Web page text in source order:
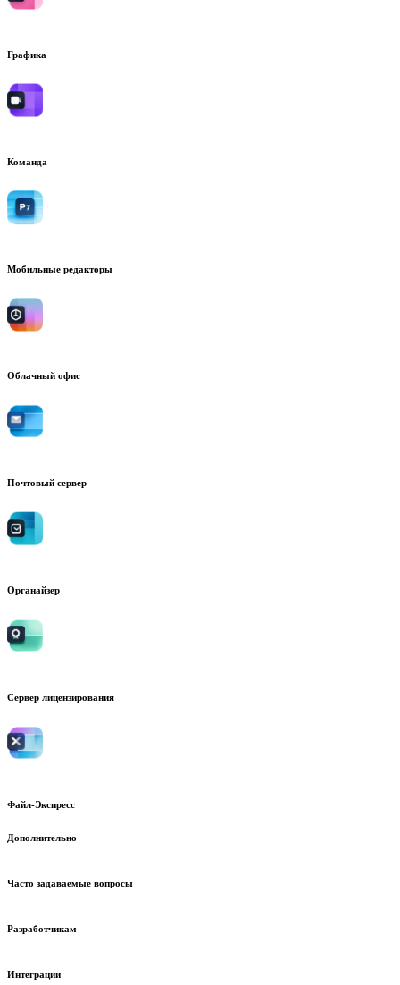
Графика
Команда
Мобильные редакторы
Облачный офис
Почтовый сервер
Органайзер
Сервер лицензирования
Файл-Экспресс
Дополнительно
Часто задаваемые вопросы
Разработчикам
Интеграции